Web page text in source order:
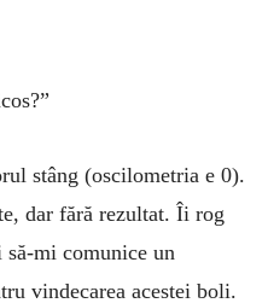
stâng (os­cilo­metria e 0).
dar fără rezultat. Îi rog
mi comunice un
vindecarea acestei boli.